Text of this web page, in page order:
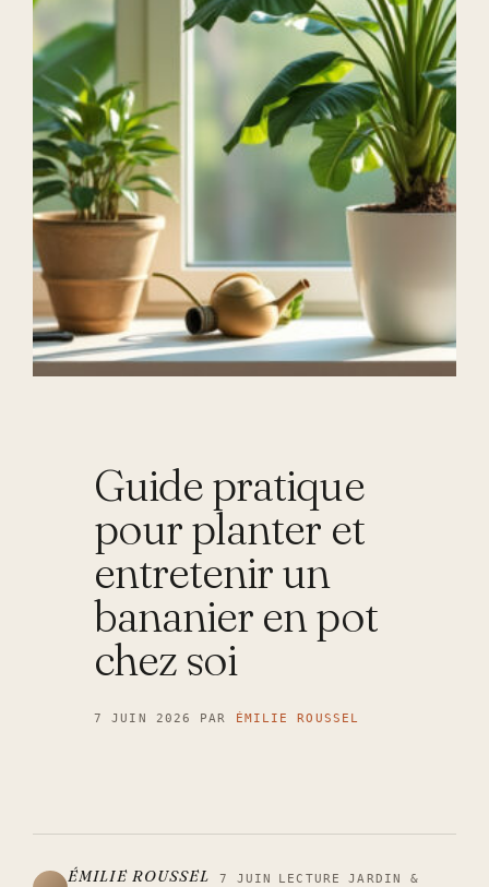
Guide pratique
pour planter et
entretenir un
bananier en pot
chez soi
7 JUIN 2026 PAR ÉMILIE ROUSSEL
ÉMILIE ROUSSEL
7 JUIN
LECTURE
JARDIN &